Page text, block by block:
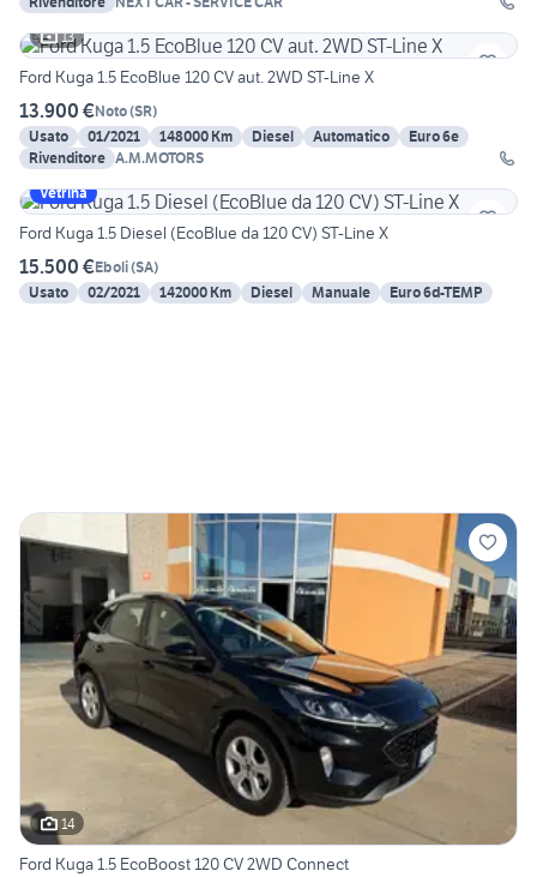
13
Ford Kuga 1.5 EcoBlue 120 CV aut. 2WD ST-Line X
13.900 €Noto(SR)
Usato
01/2021 148000 Km Diesel Automatico
Euro 6e
Rivenditore A.M.MOTORS
Vetrina
Ford Kuga 1.5 Diesel (EcoBlue da 120 CV) ST-Line X
15.500 €Eboli(SA)
Usato
02/2021 142000 Km Diesel Manuale Euro 6d-TEMP
14
Ford Kuga 1.5 EcoBoost 120 CV 2WD Connect